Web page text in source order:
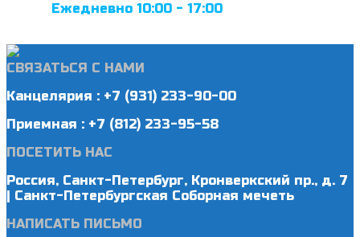
Ежедневно 10:00 - 17:00
СВЯЗАТЬСЯ С НАМИ
Канцелярия : +7 (931) 233-90-00
Приемная : +7 (812) 233-95-58
ПОСЕТИТЬ НАС
Россия, Санкт-Петербург, Кронверкский пр., д. 7
| Санкт-Петербургская Соборная мечеть
НАПИСАТЬ ПИСЬМО